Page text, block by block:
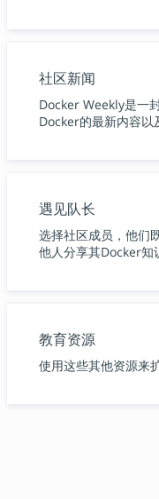
社区新闻
Docker Weekly是一
Docker的最新内容以
遇见队长
选择社区成员，他们
他人分享其Docker知
教育资源
使用这些其他资源来